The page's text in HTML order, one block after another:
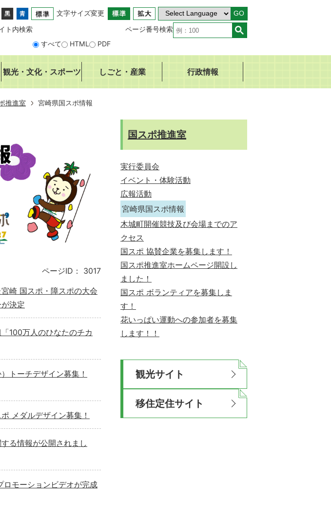
文字サイズ変更 GO
ト内検索
すべて
HTML PDF
ページ番号検索
観光・文化・スポーツ しごと・産業 行政情報
推進室 宮崎県国スポ情報
ページID： 3017
崎 国スポ・障スポの大会
決定
100万人のひなたのチカ
トーチデザイン募集！
メダルデザイン募集！
る情報が公開されまし
ロモーションビデオが完成
国スポ推進室
実行委員会
イベント・体験活動
広報活動
宮崎県国スポ情報
木城町開催競技及び会場までのア
クセス
国スポ 協賛企業を募集します！
国スポ推進室ホームページ開設し
ました！
国スポ ボランティアを募集しま
す！
花いっぱい運動への参加者を募集
します！！
観光サイト
移住定住サイト